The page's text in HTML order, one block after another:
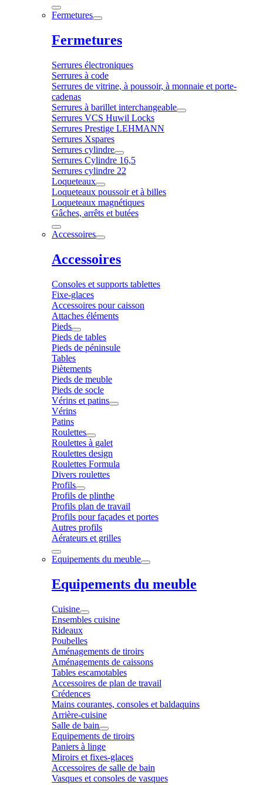
Fermetures
Fermetures
Serrures électroniques
Serrures à code
Serrures de vitrine, à poussoir, à monnaie et porte-
cadenas
Serrures à barillet interchangeable
Serrures VCS Huwil Locks
Serrures Prestige LEHMANN
Serrures Xspares
Serrures cylindre
Serrures Cylindre 16,5
Serrures cylindre 22
Loqueteaux
Loqueteaux poussoir et à billes
Loqueteaux magnétiques
Gâches, arrêts et butées
Accessoires
Accessoires
Consoles et supports tablettes
Fixe-glaces
Accessoires pour caisson
Attaches éléments
Pieds
Pieds de tables
Pieds de péninsule
Tables
Piètements
Pieds de meuble
Pieds de socle
Vérins et patins
Vérins
Patins
Roulettes
Roulettes à galet
Roulettes design
Roulettes Formula
Divers roulettes
Profils
Profils de plinthe
Profils plan de travail
Profils pour façades et portes
Autres profils
Aérateurs et grilles
Equipements du meuble
Equipements du meuble
Cuisine
Ensembles cuisine
Rideaux
Poubelles
Aménagements de tiroirs
Aménagements de caissons
Tables escamotables
Accessoires de plan de travail
Crédences
Mains courantes, consoles et baldaquins
Arrière-cuisine
Salle de bain
Equipements de tiroirs
Paniers à linge
Miroirs et fixes-glaces
Accessoires de salle de bain
Vasques et consoles de vasques